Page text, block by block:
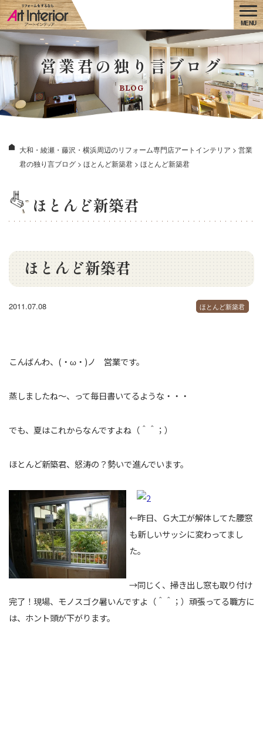
営業君の独り言ブログ
BLOG
大和・綾瀬・藤沢・横浜周辺のリフォーム専門店アートインテリア > 営業
君の独り言ブログ > ほとんど新築君 > ほとんど新築君
ほとんど新築君
ほとんど新築君
2011.07.08 ほとんど新築君
こんばんわ、(・ω・)ノ 営業です。
蒸しましたね～、って毎日書いてるような・・・
でも、夏はこれからなんですよね（＾＾；）
ほとんど新築君、怒涛の？勢いで進んでいます。
←昨日、Ｇ大工が解体してた腰窓
も新しいサッシに変わってまし
た。
→同じく、掃き出し窓も取り付け
完了！現場、モノスゴク暑いんですよ（＾＾；）頑張ってる職方に
は、ホント頭が下がります。